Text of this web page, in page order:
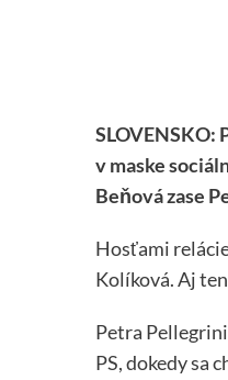
SLOVENSKO:
v maske
Beňová zase
Hosťami
Kolíková. Aj
Petra
PS, dokedy sa